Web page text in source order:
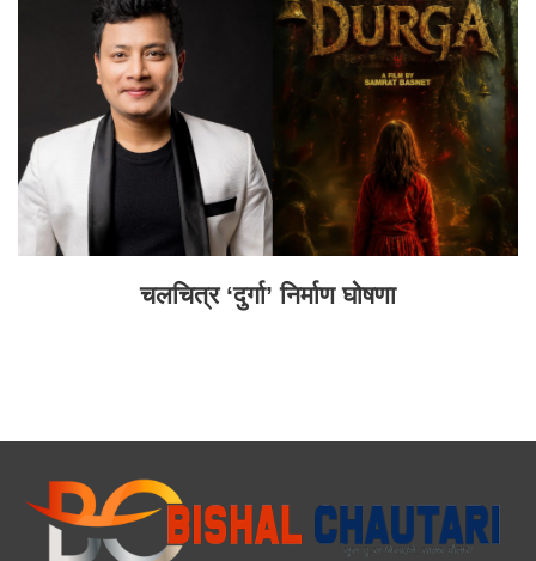
चलचित्र ‘दुर्गा’ निर्माण घोषणा